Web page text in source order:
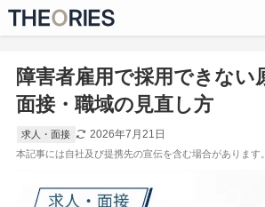
障害者雇用で採用できない
面接・職域の見直し方
求人・面接 2026年7月21日